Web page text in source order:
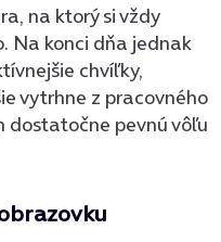
na ktorý si vždy
Na konci dňa jednak
chvíľky,
vytrhne z pracovného
pevnú vôľu